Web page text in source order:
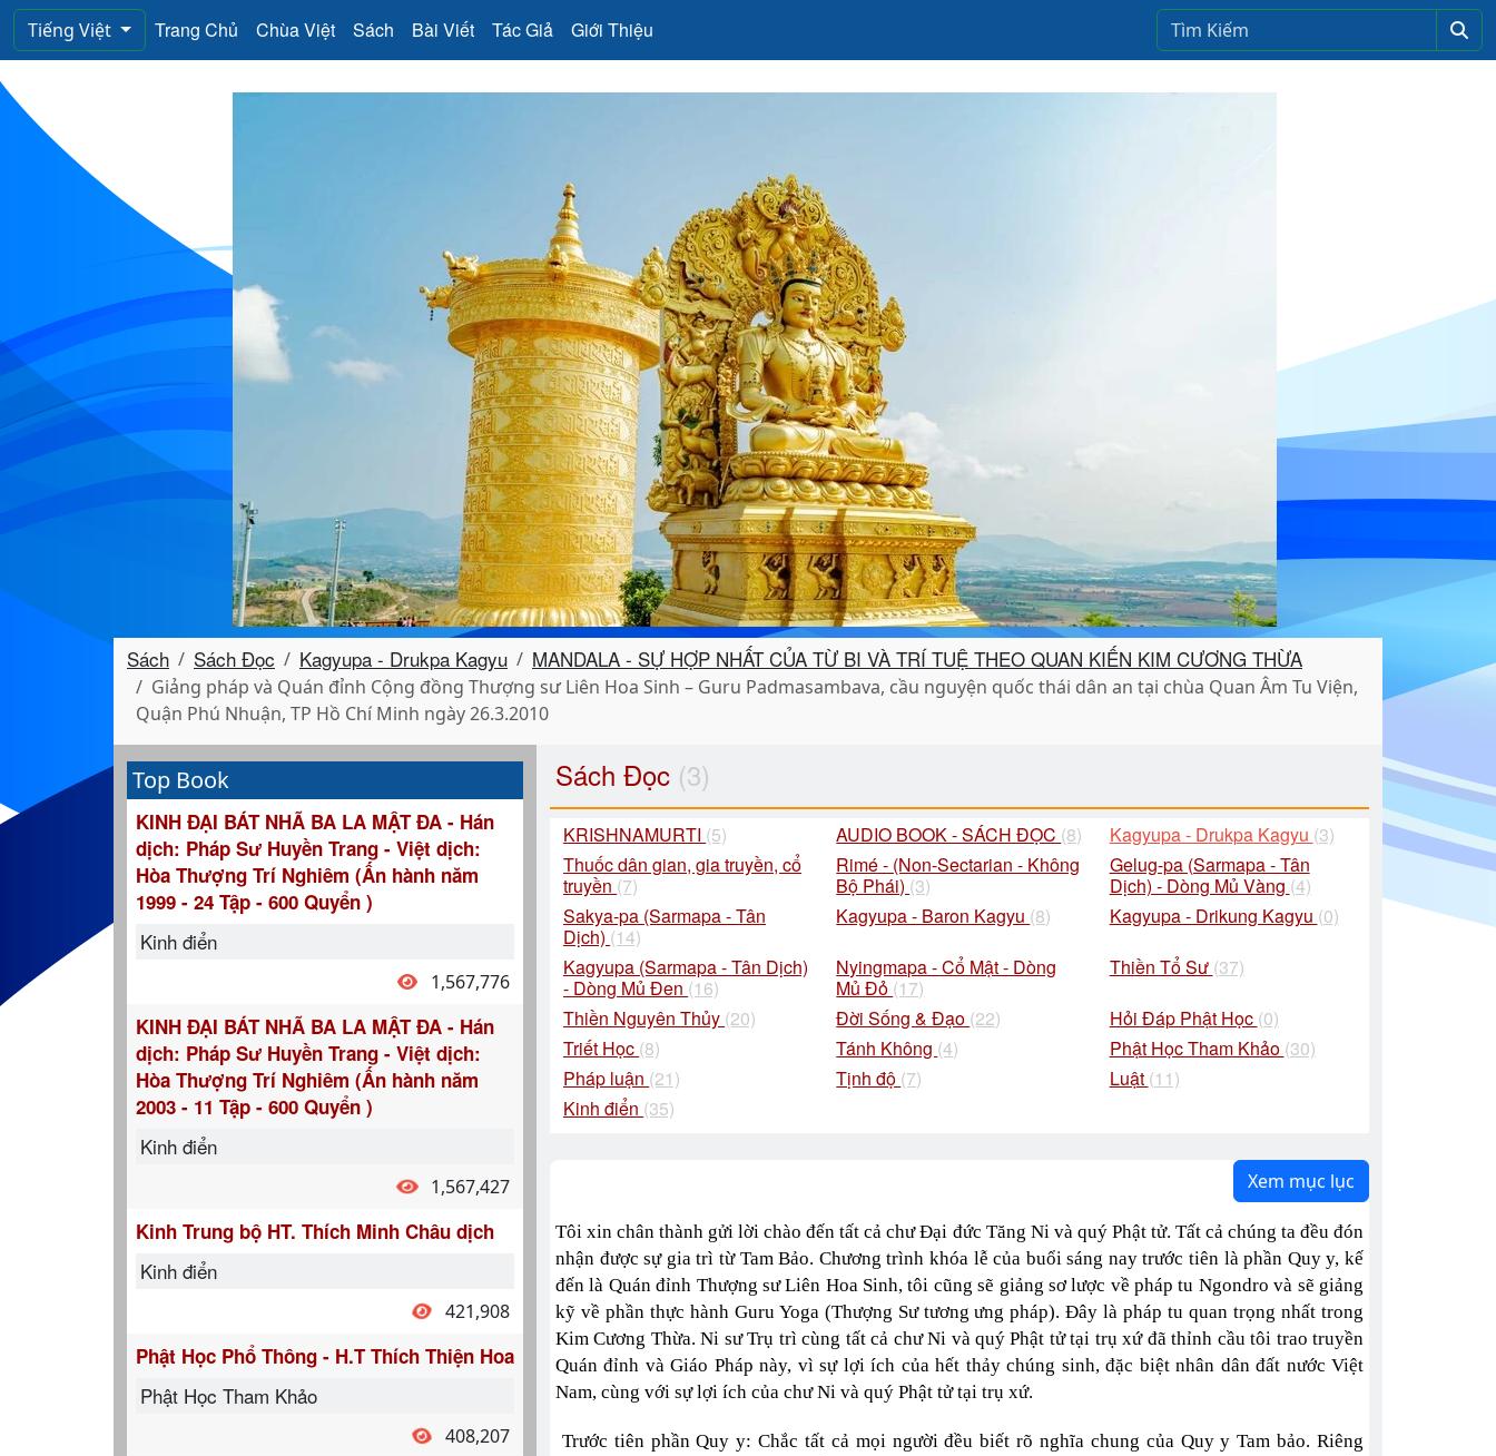
Tiếng Việt Trang Chủ Chùa Việt Sách Bài Viết Tác Giả Giới Thiệu
Sách Sách Đọc Kagyupa - Drukpa Kagyu MANDALA - SỰ HỢP NHẤT CỦA TỪ BI VÀ TRÍ TUỆ THEO QUAN KIẾN KIM CƯƠNG THỪA
Giảng pháp và Quán đỉnh Cộng đồng Thượng sư Liên Hoa Sinh – Guru Padmasambava, cầu nguyện quốc thái dân an tại chùa Quan Âm Tu Viện,
Quận Phú Nhuận, TP Hồ Chí Minh ngày 26.3.2010
Top Book
KINH ĐẠI BÁT NHÃ BA LA MẬT ĐA - Hán
dịch: Pháp Sư Huyền Trang - Việt dịch:
Hòa Thượng Trí Nghiêm (Ấn hành năm
1999 - 24 Tập - 600 Quyển )
Kinh điển
1,567,776
KINH ĐẠI BÁT NHÃ BA LA MẬT ĐA - Hán
dịch: Pháp Sư Huyền Trang - Việt dịch:
Hòa Thượng Trí Nghiêm (Ấn hành năm
2003 - 11 Tập - 600 Quyển )
Kinh điển
1,567,427
Kinh Trung bộ HT. Thích Minh Châu dịch
Kinh điển
421,908
Phật Học Phổ Thông - H.T Thích Thiện Hoa
Phật Học Tham Khảo
408,207
Sách Đọc (3)
KRISHNAMURTI (5) AUDIO BOOK - SÁCH ĐỌC (8) Kagyupa - Drukpa Kagyu (3)
Thuốc dân gian, gia truyền, cổ
truyền (7)
Rimé - (Non-Sectarian - Không
Bộ Phái) (3)
Gelug-pa (Sarmapa - Tân
Dịch) - Dòng Mủ Vàng (4)
Sakya-pa (Sarmapa - Tân
Dịch) (14)
Kagyupa - Baron Kagyu (8) Kagyupa - Drikung Kagyu (0)
Kagyupa (Sarmapa - Tân Dịch)
- Dòng Mủ Đen (16)
Nyingmapa - Cổ Mật - Dòng
Mủ Đỏ (17)
Thiền Tổ Sư (37)
Thiền Nguyên Thủy (20) Đời Sống & Đạo (22) Hỏi Đáp Phật Học (0)
Triết Học (8) Tánh Không (4) Phật Học Tham Khảo (30)
Pháp luận (21) Tịnh độ (7) Luật (11)
Kinh điển (35)
Xem mục lục
Tôi xin chân thành gửi lời chào đến tất cả chư Đại đức Tăng Ni và quý Phật tử. Tất cả chúng ta đều đón
nhận được sự gia trì từ Tam Bảo. Chương trình khóa lễ của buổi sáng nay trước tiên là phần Quy y, kế
đến là Quán đỉnh Thượng sư Liên Hoa Sinh, tôi cũng sẽ giảng sơ lược về pháp tu Ngondro và sẽ giảng
kỹ về phần thực hành Guru Yoga (Thượng Sư tương ưng pháp). Đây là pháp tu quan trọng nhất trong
Kim Cương Thừa. Ni sư Trụ trì cùng tất cả chư Ni và quý Phật tử tại trụ xứ đã thỉnh cầu tôi trao truyền
Quán đỉnh và Giáo Pháp này, vì sự lợi ích của hết thảy chúng sinh, đặc biệt nhân dân đất nước Việt
Nam, cùng với sự lợi ích của chư Ni và quý Phật tử tại trụ xứ.
Trước tiên phần Quy y: Chắc tất cả mọi người đều biết rõ nghĩa chung của Quy y Tam bảo. Riêng